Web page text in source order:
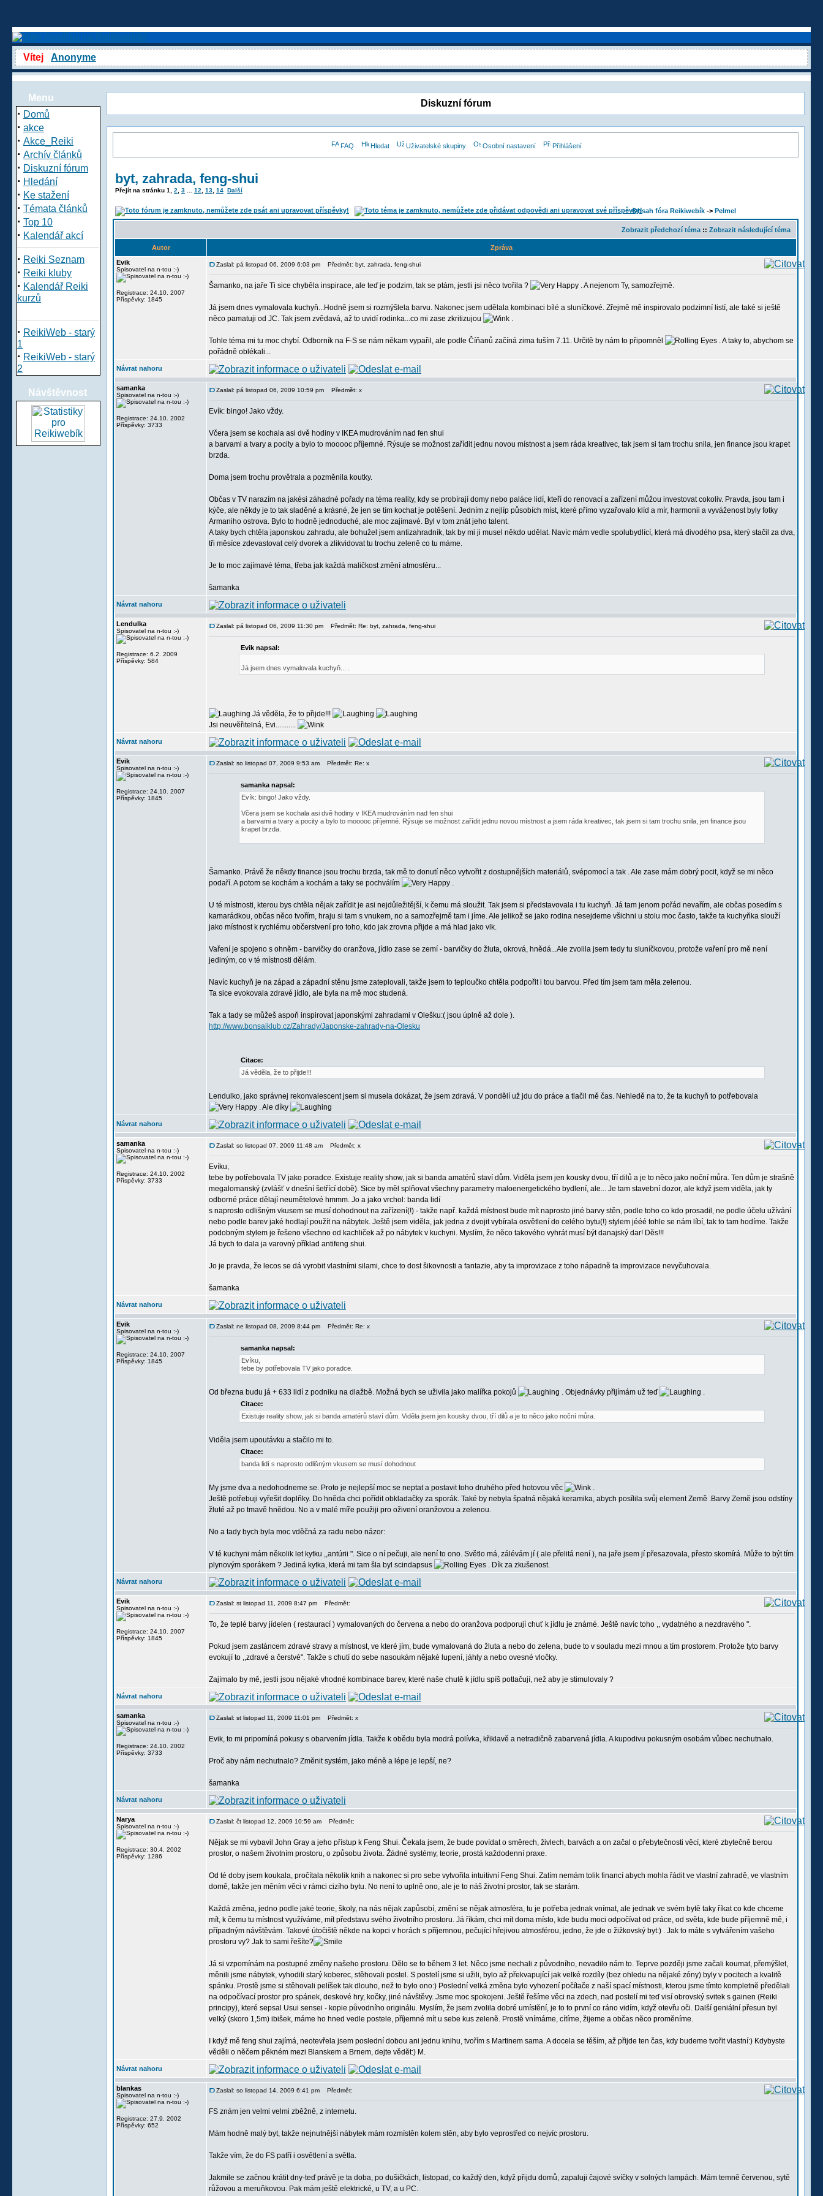
Vítej Anonyme
Menu
· Domů
· akce
· Akce_Reiki
· Archív článků
· Diskuzní fórum
· Hledání
· Ke stažení
· Témata článků
· Top 10
· Kalendář akcí
· Reiki Seznam
· Reiki kluby
· Kalendář Reiki
kurzů
· ReikiWeb - starý
1
· ReikiWeb - starý
2
Návštěvnost
Diskuzní fórum
FAQ Hledat Uživatelské skupiny Osobní nastavení Přihlášení
byt, zahrada, feng-shui
Přejít na stránku 1 2 3 12 13 14 Další
Obsah fóra Reikiwebík -> Pelmel
Zobrazit předchozí téma :: Zobrazit následující téma
Autor
Zpráva
Evik
Spisovatel na n-tou :-)
Registrace: 24.10. 2007
Příspěvky: 1845
Zaslal: pá listopad 06, 2009 6:03 pm Předmět: byt, zahrada, feng-shui
Šamanko, na jaře Ti sice chyběla inspirace, ale teď je podzim, tak se ptám, jestli jsi něco tvořila ? . A nejenom Ty, samozřejmě.
Já jsem dnes vymalovala kuchyň...Hodně jsem si rozmýšlela barvu. Nakonec jsem udělala kombinaci bílé a sluníčkové. Zřejmě mě inspirovalo podzimní listí, ale také si ještě
něco pamatuji od JC. Tak jsem zvědavá, až to uvidí rodinka...co mi zase zkritizujou
.
Tohle téma mi tu moc chybí. Odborník na F-S se nám někam vypařil, ale podle Číňanů začíná zima tuším 7.11. Určitě by nám to připomněl
. A taky to, abychom se
pořádně oblékali...
Návrat nahoru
samanka
Spisovatel na n-tou :-)
Registrace: 24.10. 2002
Příspěvky: 3733
Zaslal: pá listopad 06, 2009 10:59 pm Předmět: x
Evík: bingo! Jako vždy.
Včera jsem se kochala asi dvě hodiny v IKEA mudrováním nad fen shui
a barvami a tvary a pocity a bylo to mooooc příjemné. Rýsuje se možnost zařídit jednu novou místnost a jsem ráda kreativec, tak jsem si tam trochu snila, jen finance jsou krapet
brzda.
Doma jsem trochu provětrala a pozměnila koutky.
Občas v TV narazím na jakési záhadné pořady na téma reality, kdy se probírají domy nebo paláce lidí, kteří do renovací a zařízení můžou investovat cokoliv. Pravda, jsou tam i
kýče, ale někdy je to tak sladěné a krásné, že jen se tím kochat je potěšení. Jedním z nejlíp působích míst, které přímo vyzařovalo klíd a mír, harmonii a vyváženost byly fotky
Armaniho ostrova. Bylo to hodně jednoduché, ale moc zajímavé. Byl v tom znát jeho talent.
A taky bych chtěla japonskou zahradu, ale bohužel jsem antizahradník, tak by mi ji musel někdo udělat. Navíc mám vedle spolubydlící, která má divodého psa, který stačil za dva,
tři měsíce zdevastovat celý dvorek a zlikvidovat tu trochu zeleně co tu máme.
Je to moc zajímavé téma, třeba jak každá maličkost změní atmosféru...
šamanka
Návrat nahoru
Lendulka
Spisovatel na n-tou :-)
Registrace: 6.2. 2009
Příspěvky: 584
Zaslal: pá listopad 06, 2009 11:30 pm Předmět: Re: byt, zahrada, feng-shui
Evik napsal:
Já jsem dnes vymalovala kuchyň... .
Já věděla, že to přijde!!!
Jsi neuvěřitelná, Evi...........
Návrat nahoru
Evik
Spisovatel na n-tou :-)
Registrace: 24.10. 2007
Příspěvky: 1845
Zaslal: so listopad 07, 2009 9:53 am Předmět: Re: x
samanka napsal:
Evík: bingo! Jako vždy.
Včera jsem se kochala asi dvě hodiny v IKEA mudrováním nad fen shui
a barvami a tvary a pocity a bylo to mooooc příjemné. Rýsuje se možnost zařídit jednu novou místnost a jsem ráda kreativec, tak jsem si tam trochu snila, jen finance jsou
krapet brzda.
Šamanko. Právě že někdy finance jsou trochu brzda, tak mě to donutí něco vytvořit z dostupnějších materiálů, svépomocí a tak . Ale zase mám dobrý pocit, když se mi něco
podaří. A potom se kochám a kochám a taky se pochválím
.
U té místnosti, kterou bys chtěla nějak zařídit je asi nejdůležitější, k čemu má sloužit. Tak jsem si představovala i tu kuchyň. Já tam jenom pořád nevařím, ale občas posedím s
kamarádkou, občas něco tvořím, hraju si tam s vnukem, no a samozřejmě tam i jíme. Ale jelikož se jako rodina nesejdeme všichni u stolu moc často, takže ta kuchyňka slouží
jako místnost k rychlému občerstvení pro toho, kdo jak zrovna přijde a má hlad jako vlk.
Vaření je spojeno s ohněm - barvičky do oranžova, jídlo zase se zemí - barvičky do žluta, okrová, hnědá...Ale zvolila jsem tedy tu sluníčkovou, protože vaření pro mě není
jediným, co v té místnosti dělám.
Navíc kuchyň je na západ a západní stěnu jsme zateplovali, takže jsem to teploučko chtěla podpořit i tou barvou. Před tím jsem tam měla zelenou.
Ta sice evokovala zdravé jídlo, ale byla na mě moc studená.
Tak a tady se můžeš aspoň inspirovat japonskými zahradami v Olešku:( jsou úplně až dole ).
http://www.bonsaiklub.cz/Zahrady/Japonske-zahrady-na-Olesku
Citace:
Já věděla, že to přijde!!!
Lendulko, jako správnej rekonvalescent jsem si musela dokázat, že jsem zdravá. V pondělí už jdu do práce a tlačil mě čas. Nehledě na to, že ta kuchyň to potřebovala
. Ale díky
Návrat nahoru
samanka
Spisovatel na n-tou :-)
Registrace: 24.10. 2002
Příspěvky: 3733
Zaslal: so listopad 07, 2009 11:48 am Předmět: x
Evíku,
tebe by potřebovala TV jako poradce. Existuje reality show, jak si banda amatérů staví dům. Viděla jsem jen kousky dvou, tří dilů a je to něco jako noční můra. Ten dům je strašně
megalomanský (zvlášť v dnešní šetřící době). Sice by měl splňovat všechny parametry maloenergetického bydlení, ale... Je tam stavební dozor, ale když jsem viděla, jak ty
odborné práce dělají neumětelové hmmm. Jo a jako vrchol: banda lidí
s naprosto odlišným vkusem se musí dohodnout na zařízení(!) - takže např. každá místnost bude mít naprosto jiné barvy stěn, podle toho co kdo prosadil, ne podle účelu užívání
nebo podle barev jaké hodlají použít na nábytek. Ještě jsem viděla, jak jedna z dvojit vybírala osvětlení do celého bytu(!) stylem jééé tohle se nám líbí, tak to tam hodíme. Takže
podobným stylem je řešeno všechno od kachliček až po nábytek v kuchyni. Myslím, že něco takového vyhrát musí být danajský dar! Děs!!!
Já bych to dala ja varovný příklad antifeng shui.
Jo je pravda, že lecos se dá vyrobit vlastními silami, chce to dost šikovnosti a fantazie, aby ta improvizace z toho nápadně ta improvizace nevyčuhovala.
šamanka
Návrat nahoru
Evik
Spisovatel na n-tou :-)
Registrace: 24.10. 2007
Příspěvky: 1845
Zaslal: ne listopad 08, 2009 8:44 pm Předmět: Re: x
samanka napsal:
Evíku,
tebe by potřebovala TV jako poradce.
Od března budu já + 633 lidí z podniku na dlažbě. Možná bych se uživila jako malířka pokojů . Objednávky přijímám už teď .
Citace:
Existuje reality show, jak si banda amatérů staví dům. Viděla jsem jen kousky dvou, tří dilů a je to něco jako noční můra.
Viděla jsem upoutávku a stačilo mi to.
Citace:
banda lidí s naprosto odlišným vkusem se musí dohodnout
My jsme dva a nedohodneme se. Proto je nejlepší moc se neptat a postavit toho druhého před hotovou věc
.
Ještě potřebuji vyřešit doplňky. Do hněda chci pořídit obkladačky za sporák. Také by nebyla špatná nějaká keramika, abych posílila svůj element Země .Barvy Země jsou odstíny
žluté až po tmavě hnědou. No a v malé míře použiji pro oživení oranžovou a zelenou.
No a tady bych byla moc vděčná za radu nebo názor:
V té kuchyni mám několik let kytku ,,antúrii ". Sice o ní pečuji, ale není to ono. Světlo má, zálévám jí ( ale přelitá není ), na jaře jsem jí přesazovala, přesto skomírá. Může to být tím
plynovým sporákem ? Jediná kytka, která mi tam šla byl scindapsus
. Dík za zkušenost.
Návrat nahoru
Evik
Spisovatel na n-tou :-)
Registrace: 24.10. 2007
Příspěvky: 1845
Zaslal: st listopad 11, 2009 8:47 pm Předmět:
To, že teplé barvy jídelen ( restaurací ) vymalovaných do červena a nebo do oranžova podporují chuť k jídlu je známé. Ještě navíc toho ,, vydatného a nezdravého ".
Pokud jsem zastáncem zdravé stravy a místnost, ve které jím, bude vymalovaná do žluta a nebo do zelena, bude to v souladu mezi mnou a tím prostorem. Protože tyto barvy
evokují to ,,zdravé a čerstvé". Takže s chutí do sebe nasoukám nějaké lupení, jáhly a nebo ovesné vločky.
Zajímalo by mě, jestli jsou nějaké vhodné kombinace barev, které naše chutě k jídlu spíš potlačují, než aby je stimulovaly ?
Návrat nahoru
samanka
Spisovatel na n-tou :-)
Registrace: 24.10. 2002
Příspěvky: 3733
Zaslal: st listopad 11, 2009 11:01 pm Předmět: x
Evik, to mi pripomíná pokusy s obarvením jídla. Takže k obědu byla modrá polívka, křiklavě a netradičně zabarvená jídla. A kupodivu pokusným osobám vůbec nechutnalo.
Proč aby nám nechutnalo? Změnit systém, jako méně a lépe je lepší, ne?
šamanka
Návrat nahoru
Narya
Spisovatel na n-tou :-)
Registrace: 30.4. 2002
Příspěvky: 1286
Zaslal: čt listopad 12, 2009 10:59 am Předmět:
Nějak se mi vybavil John Gray a jeho přístup k Feng Shui. Čekala jsem, že bude povídat o směrech, živlech, barvách a on začal o přebytečnosti věcí, které zbytečně berou
prostor, o našem životním prostoru, o způsobu života. Žádné systémy, teorie, prostá každodenní praxe.
Od té doby jsem koukala, pročítala několik knih a nakonec si pro sebe vytvořila intuitivní Feng Shui. Zatím nemám tolik financí abych mohla řádit ve vlastní zahradě, ve vlastním
domě, takže jen měním věci v rámci cizího bytu. No není to uplně ono, ale je to náš životní prostor, tak se starám.
Každá změna, jedno podle jaké teorie, školy, na nás nějak zapůsobí, změní se nějak atmosféra, tu je potřeba jednak vnímat, ale jednak ve svém bytě taky říkat co kde chceme
mít, k čemu tu místnost využíváme, mít představu svého životního prostoru. Já říkám, chci mít doma místo, kde budu moci odpočívat od práce, od světa, kde bude příjemně mě, i
případným návštěvám. Takové útočiště někde na kopci v horách s příjemnou, pečující hřejivou atmosférou, jedno, že jde o žižkovský byt:) . Jak to máte s vytvářením vašeho
prostoru vy? Jak to sami řešíte?
Já si vzpomínám na postupné změny našeho prostoru. Dělo se to během 3 let. Něco jsme nechali z původního, nevadilo nám to. Teprve později jsme začali koumat, přemýšlet,
měnili jsme nábytek, vyhodili starý koberec, stěhovali postel. S postelí jsme si užili, bylo až překvapující jak velké rozdíly (bez ohledu na nějaké zóny) byly v pocitech a kvalitě
spánku. Prostě jsme si stěhovali pelíšek tak dlouho, než to bylo ono:) Poslední velká změna bylo vyhození počítače z naší spací místnosti, kterou jsme tímto kompletně předělali
na odpočívací prostor pro spánek, deskové hry, kočky, jiné návštěvy. Jsme moc spokojeni. Ještě řešíme věci na zdech, nad postelí mi teď visí obrovský svitek s gainen (Reiki
principy), které sepsal Usui sensei - kopie původního originálu. Myslím, že jsem zvolila dobré umístění, je to to první co ráno vidím, když otevřu oči. Další geniální přesun byl
velký (skoro 1,5m) ibišek, máme ho hned vedle postele, příjemné mít u sebe kus zeleně. Prostě vnímáme, cítíme, žijeme a občas něco proměníme.
I když mě feng shui zajímá, neotevřela jsem poslední dobou ani jednu knihu, tvořím s Martinem sama. A docela se těším, až přijde ten čas, kdy budeme tvořit vlastní:) Kdybyste
věděli o něčem pěkném mezi Blanskem a Brnem, dejte vědět:) M.
Návrat nahoru
blankas
Spisovatel na n-tou :-)
Registrace: 27.9. 2002
Příspěvky: 652
Zaslal: so listopad 14, 2009 6:41 pm Předmět:
FS znám jen velmi velmi zběžně, z internetu.
Mám hodně malý byt, takže nejnutnější nábytek mám rozmístěn kolem stěn, aby bylo veprostřed co nejvíc prostoru.
Takže vím, že do FS patří i osvětlení a světla.
Jakmile se začnou krátit dny-teď právě je ta doba, po dušičkách, listopad, co každý den, když přijdu domů, zapaluji čajové svíčky v solných lampách. Mám temně červenou, sytě
růžovou a meruňkovou. Pak mám ještě elektrické, u TV, a u PC.